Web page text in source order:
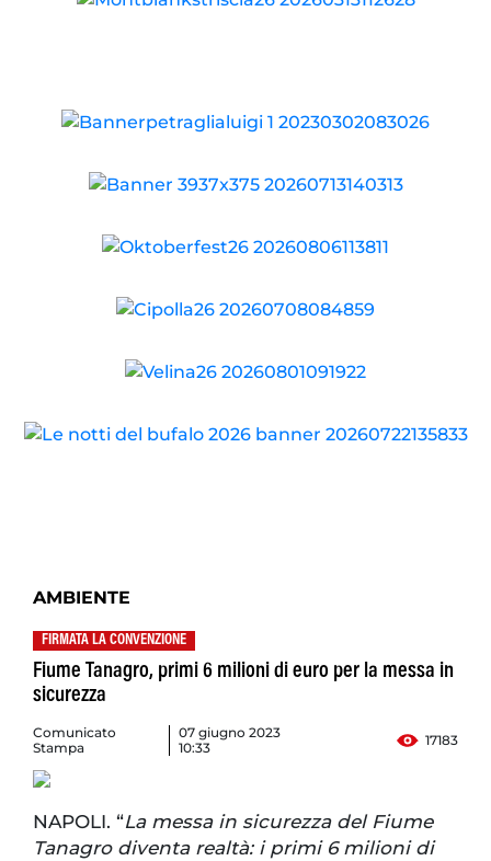
AMBIENTE
FIRMATA LA CONVENZIONE
Fiume Tanagro, primi 6 milioni di euro per la messa in
sicurezza
Comunicato
Stampa
07 giugno 2023
10:33
17183
NAPOLI. “La messa in sicurezza del Fiume
Tanagro diventa realtà: i primi 6 milioni di